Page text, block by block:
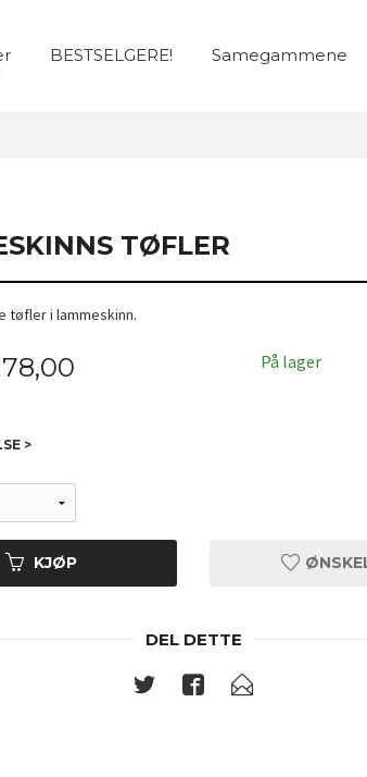
BESTSELGERE! Samegammene
TØFLER
tøfler i lammeskinn.
På lager
>
KJØP
DEL DETTE